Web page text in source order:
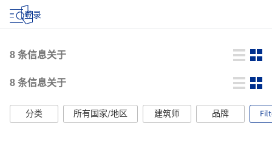
登录
8 条信息关于
8 条信息关于
分类 所有国家/地区 建筑师 品牌